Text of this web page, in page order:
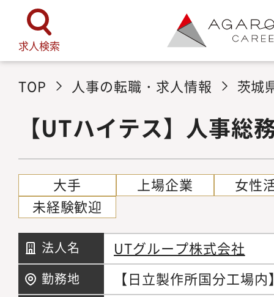
求人検索
TOP 人事の転職・求人情報 茨城
【UTハイテス】人事総
大手 上場企業
女性
未経験歓迎
法人名 UTグループ株式会社
勤務地 【日立製作所国分工場